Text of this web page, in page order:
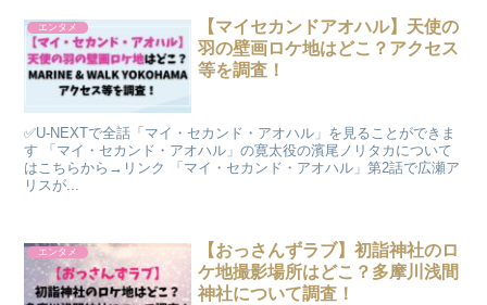
エンタメ
【マイセカンドアオハル】天使の
羽の壁画ロケ地はどこ？アクセス
等を調査！
✅U-NEXTで全話「マイ・セカンド・アオハル」を見ることができま
す 「マイ・セカンド・アオハル」の寛太役の濱尾ノリタカについて
はこちらから→リンク 「マイ・セカンド・アオハル」第2話で広瀬ア
リスが...
エンタメ
【おっさんずラブ】初詣神社のロ
ケ地撮影場所はどこ？多摩川浅間
神社について調査！